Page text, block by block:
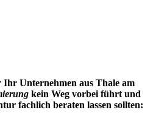
Unternehmen aus Thale am
kein Weg vorbei führt und
fachlich beraten lassen sollten: